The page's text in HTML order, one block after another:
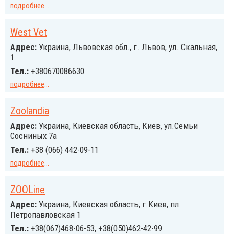
подробнее...
West Vet
Адрес: Украина, Львовская обл., г. Львов, ул. Скальная,
1
Тел.: +380670086630
подробнее...
Zoolandia
Адрес: Украина, Киевская область, Киев, ул.Семьи
Сосниных 7а
Тел.: +38 (066) 442-09-11
подробнее...
ZOOLine
Адрес: Украина, Киевская область, г.Киев, пл.
Петропавловская 1
Тел.: +38(067)468-06-53, +38(050)462-42-99